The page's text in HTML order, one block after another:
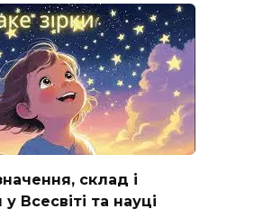
склад і
Всесвіті та науці